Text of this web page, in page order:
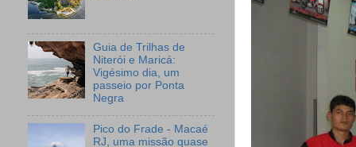
Guia de Trilhas de
Niterói e Maricá:
Vigésimo dia, um
passeio por Ponta
Negra
Pico do Frade - Macaé
RJ, uma missão quase